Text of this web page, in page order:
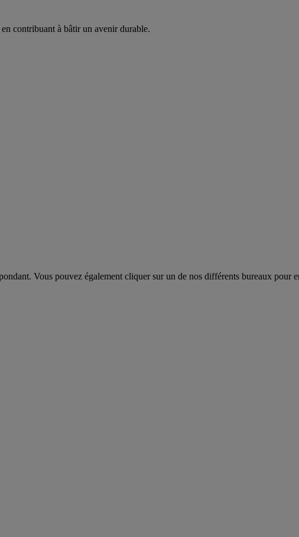
contribuant à bâtir un avenir durable.
Vous pouvez également cliquer sur un de nos différents bureaux pour